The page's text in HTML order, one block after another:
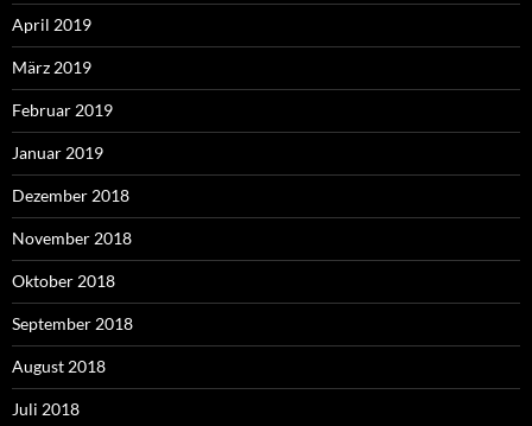
April 2019
März 2019
Februar 2019
Januar 2019
Dezember 2018
November 2018
Oktober 2018
September 2018
August 2018
Juli 2018